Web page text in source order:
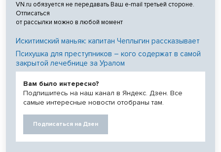
VN.ru обязуется не передавать Ваш e-mail третьей стороне.
Отписаться
от рассылки можно в любой момент
Искитимский маньяк: капитан Чеплыгин рассказывает
Психушка для преступников – кого содержат в самой
закрытой лечебнице за Уралом
Вам было интересно?
Подпишитесь на наш канал в Яндекс. Дзен. Все
самые интересные новости отобраны там.
Подписаться на Дзен